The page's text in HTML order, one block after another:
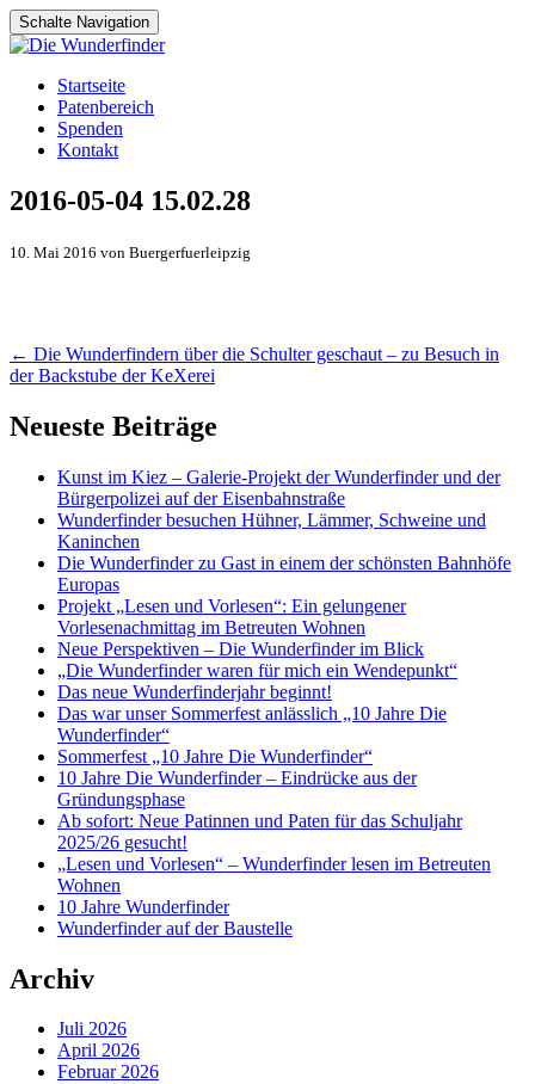
Schalte Navigation
Zum
Inhalt
springen
Startseite
Patenbereich
Spenden
Kontakt
2016-05-04 15.02.28
10. Mai 2016 von Buergerfuerleipzig
Artikel-
Navigation
← Die Wunderfindern über die Schulter geschaut – zu Besuch in
der Backstube der KeXerei
Neueste Beiträge
Kunst im Kiez – Galerie-Projekt der Wunderfinder und der
Bürgerpolizei auf der Eisenbahnstraße
Wunderfinder besuchen Hühner, Lämmer, Schweine und
Kaninchen
Die Wunderfinder zu Gast in einem der schönsten Bahnhöfe
Europas
Projekt „Lesen und Vorlesen“: Ein gelungener
Vorlesenachmittag im Betreuten Wohnen
Neue Perspektiven – Die Wunderfinder im Blick
„Die Wunderfinder waren für mich ein Wendepunkt“
Das neue Wunderfinderjahr beginnt!
Das war unser Sommerfest anlässlich „10 Jahre Die
Wunderfinder“
Sommerfest „10 Jahre Die Wunderfinder“
10 Jahre Die Wunderfinder – Eindrücke aus der
Gründungsphase
Ab sofort: Neue Patinnen und Paten für das Schuljahr
2025/26 gesucht!
„Lesen und Vorlesen“ – Wunderfinder lesen im Betreuten
Wohnen
10 Jahre Wunderfinder
Wunderfinder auf der Baustelle
Archiv
Juli 2026
April 2026
Februar 2026